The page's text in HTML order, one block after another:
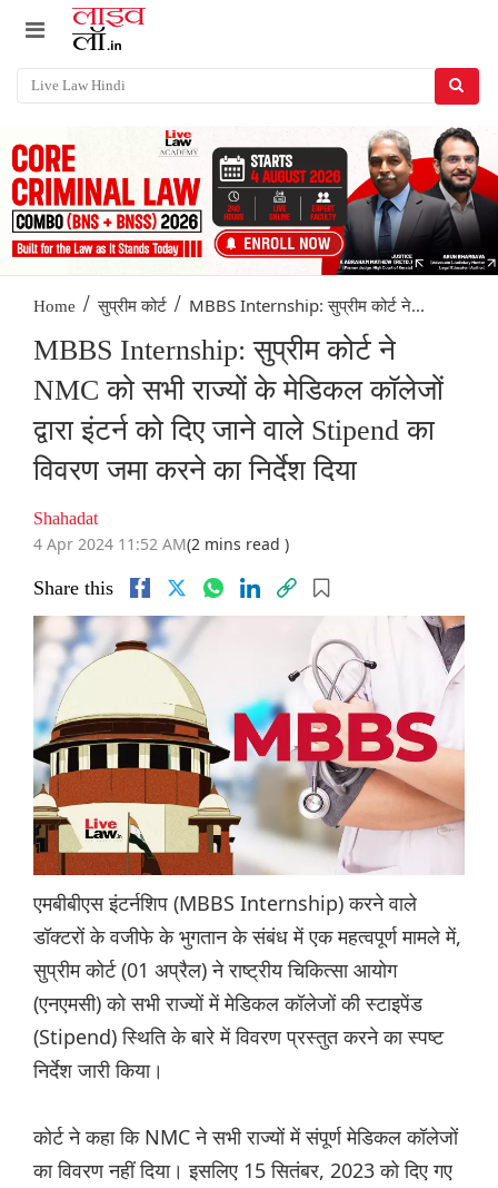
Home / सुप्रीम कोर्ट / MBBS Internship: सुप्रीम कोर्ट ने...
MBBS Internship: सुप्रीम कोर्ट ने
NMC को सभी राज्यों के मेडिकल कॉलेजों
द्वारा इंटर्न को दिए जाने वाले Stipend का
विवरण जमा करने का निर्देश दिया
Shahadat
4 Apr 2024 11:52 AM(2 mins read )
Share this
एमबीबीएस इंटर्नशिप (MBBS Internship) करने वाले
डॉक्टरों के वजीफे के भुगतान के संबंध में एक महत्वपूर्ण मामले में,
सुप्रीम कोर्ट (01 अप्रैल) ने राष्ट्रीय चिकित्सा आयोग
(एनएमसी) को सभी राज्यों में मेडिकल कॉलेजों की स्टाइपेंड
(Stipend) स्थिति के बारे में विवरण प्रस्तुत करने का स्पष्ट
निर्देश जारी किया।
कोर्ट ने कहा कि NMC ने सभी राज्यों में संपूर्ण मेडिकल कॉलेजों
का विवरण नहीं दिया। इसलिए 15 सितंबर, 2023 को दिए गए